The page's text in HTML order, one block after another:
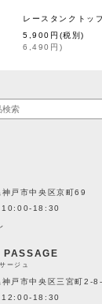
[
5,900 円 (税別)
6,490 円 )
戸市中央区京町69
18:30
ージュ
戸市中央区三宮町2-
18:30